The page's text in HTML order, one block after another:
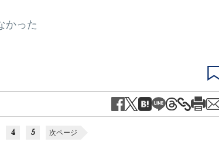
かった
4 5 次ページ